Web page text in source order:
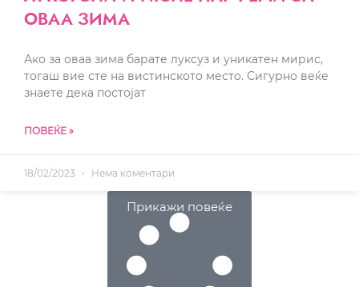
ОВАА ЗИМА
Ако за оваа зима барате луксуз и уникатен мирис,
тогаш вие сте на вистинското место. Сигурно веќе
знаете дека постојат
ПОВЕЌЕ »
18/02/2023 Нема коментари
Прикажи повеќе